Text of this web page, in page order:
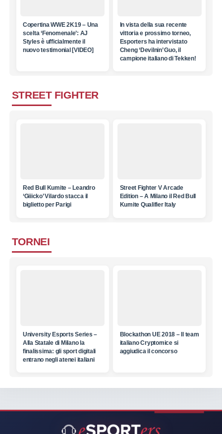
Copertina WWE 2K19 – Una
scelta ‘Fenomenale’: AJ
Styles è ufficialmente il
nuovo testimonial [VIDEO]
In vista della sua recente
vittoria e prossimo torneo,
Esporters ha intervistato
Cheng ‘Devilnin’ Guo, il
campione italiano di Tekken!
STREET FIGHTER
Red Bull Kumite – Leandro
‘Giiicko’ Vilardo stacca il
biglietto per Parigi
Street Fighter V Arcade
Edition – A Milano il Red Bull
Kumite Qualifier Italy
TORNEI
University Esports Series –
Alla Statale di Milano la
finalissima: gli sport digitali
entrano negli atenei italiani
Blockathon UE 2018 – Il team
italiano Cryptomice si
aggiudica il concorso